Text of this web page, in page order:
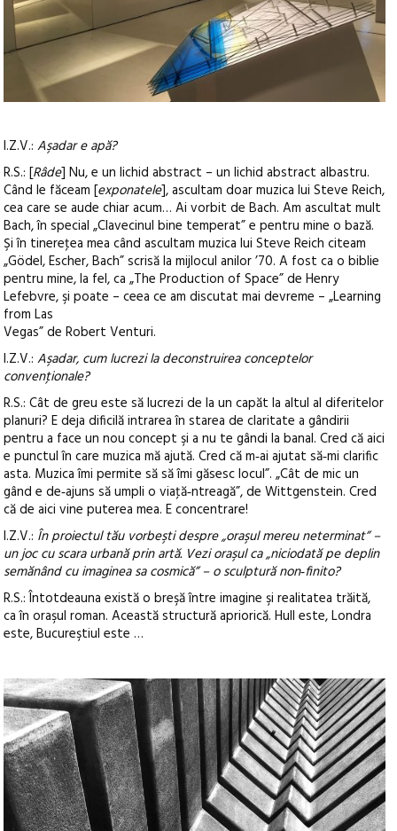
I.Z.V.:Aşadar e apă?
R.S.: [Râde] Nu, e un lichid abstract – un lichid abstract albastru.
Când le făceam [exponatele], ascultam doar muzica lui Steve Reich,
cea care se aude chiar acum… Ai vorbit de Bach. Am ascultat mult
Bach, în special „Clavecinul bine temperat” e pentru mine o bază.
Şi în tinereţea mea când ascultam muzica lui Steve Reich citeam
„Gödel, Escher, Bach” scrisă la mijlocul anilor ’70. A fost ca o biblie
pentru mine, la fel, ca „The Production of Space” de Henry
Lefebvre, şi poate – ceea ce am discutat mai devreme – „Learning
from Las
Vegas” de Robert Venturi.
I.Z.V.:Aşadar, cum lucrezi la deconstruirea conceptelor
convenţionale?
R.S.: Cât de greu este să lucrezi de la un capăt la altul al diferitelor
planuri? E deja dificilă intrarea în starea de claritate a gândirii
pentru a face un nou concept şi a nu te gândi la banal. Cred că aici
e punctul în care muzica mă ajută. Cred că m‑ai ajutat să‑mi clarific
asta. Muzica îmi permite să să îmi găsesc locul”. „Cât de mic un
gând e de‑ajuns să umpli o viaţă‑ntreagă”, de Wittgenstein. Cred
că de aici vine puterea mea. E concentrare!
I.Z.V.: În proiectul tău vorbeşti despre „oraşul mereu neterminat” –
un joc cu scara urbană prin artă. Vezi oraşul ca „niciodată pe deplin
semănând cu imaginea sa cosmică” – o sculptură non‑finito?
R.S.: Întotdeauna există o breşă între imagine şi realitatea trăită,
ca în oraşul roman. Această structură apriorică. Hull este, Londra
este, Bucureştiul este …